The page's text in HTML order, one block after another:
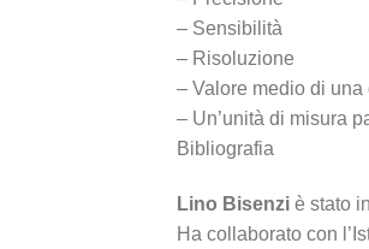
– Sensibilità
– Risoluzione
– Valore medio di una
– Un’unità di misura
Bibliografia
Lino Bisenzi è stato
Ha collaborato con